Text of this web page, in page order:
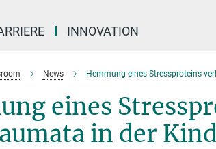
INNOVATION
News Hemmung eines Stressproteins
eines
in der